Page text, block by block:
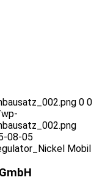
0 0
08-05
Mobil